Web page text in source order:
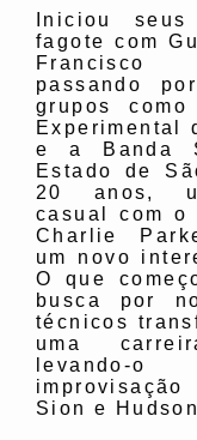
Iniciou
fagote com
passando
grupos
Experimental
e a Banda
Estado de
20 anos,
casual com o
Charlie
um novo
O que
busca por
técnicos
uma
levando-
improvisação
Sion e